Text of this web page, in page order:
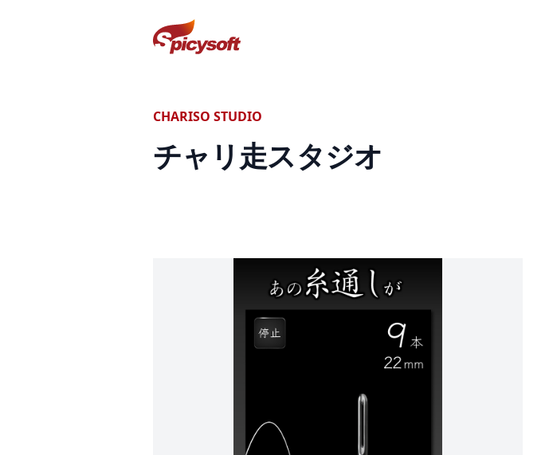
スパイシーソフト株式会社
CHARISO STUDIO
チャリ走スタジオ